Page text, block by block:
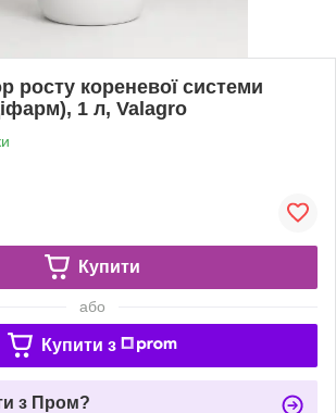
росту кореневої системи
1 л, Valagro
Купити
або
Купити з
з Пром?